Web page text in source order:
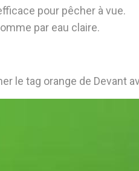
pour pêcher à vue.
par eau claire.
le tag orange de Devant